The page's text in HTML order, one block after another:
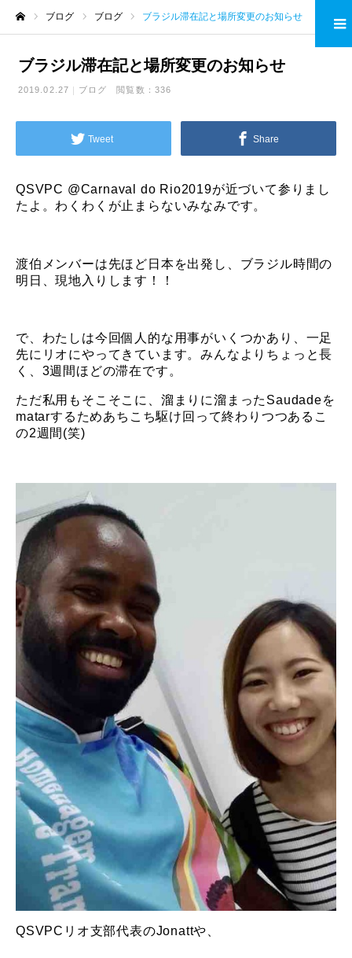
ブログ ブログ ブラジル滞在記と場所変更のお知らせ
ブラジル滞在記と場所変更のお知らせ
2019.02.27 ブログ 閲覧数：336
Tweet Share
QSVPC @Carnaval do Rio2019が近づいて参りまし
たよ。わくわくが止まらないみなみです。
渡伯メンバーは先ほど日本を出発し、ブラジル時間の
明日、現地入りします！！
で、わたしは今回個人的な用事がいくつかあり、一足
先にリオにやってきています。みんなよりちょっと長
く、3週間ほどの滞在です。
ただ私用もそこそこに、溜まりに溜まったSaudadeを
matarするためあちこち駆け回って終わりつつあるこ
の2週間(笑)
QSVPCリオ支部代表のJonattや、